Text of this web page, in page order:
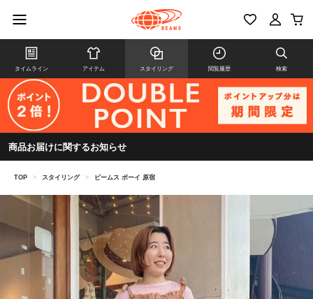
タイムライン アイテム スタイリング 閲覧履歴 検索
商品お届けに関するお知らせ
TOP > スタイリング > ビームス ボーイ 原宿